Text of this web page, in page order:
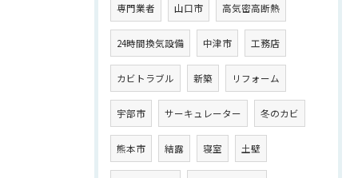
専門業者 山口市 高気密高断熱
24時間換気設備 中津市 工務店
カビトラブル 新築 リフォーム
宇部市 サーキュレーター 冬のカビ
熊本市 結露 寝室 土壁